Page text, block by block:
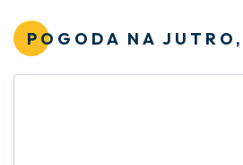
POGODA NA